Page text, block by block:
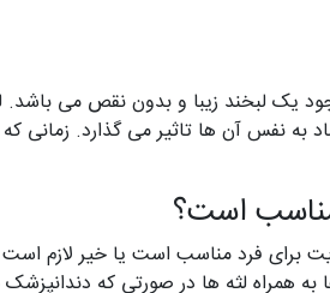
یک لبخند زیبا و بدون نقص می باشد.
به نفس آن ها تاثیر می گذارد. زمانی
مناسب است؟
برای فرد مناسب است یا خیر لازم
به همراه لثه ها در صورتی که